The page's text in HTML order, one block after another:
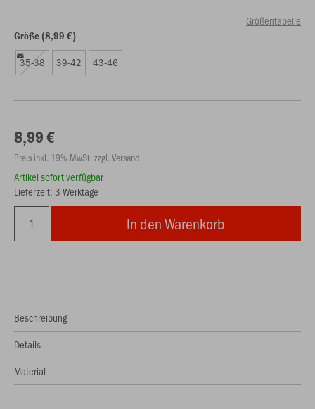
Größentabelle
Größe (8,99 €)
35-38 39-42 43-46
8,99 €
Preis inkl. 19% MwSt. zzgl. Versand
Artikel sofort verfügbar
Lieferzeit: 3 Werktage
In den Warenkorb
Beschreibung
Details
Material